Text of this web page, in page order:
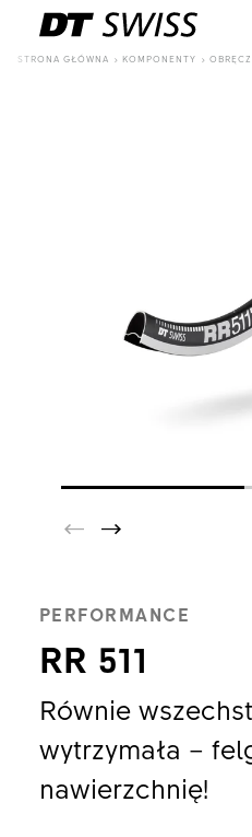
STRONA GŁÓWNA KOMPONENTY
PERFORMANCE
RR 511
Równie
wytrzymała –
nawierzchnię!